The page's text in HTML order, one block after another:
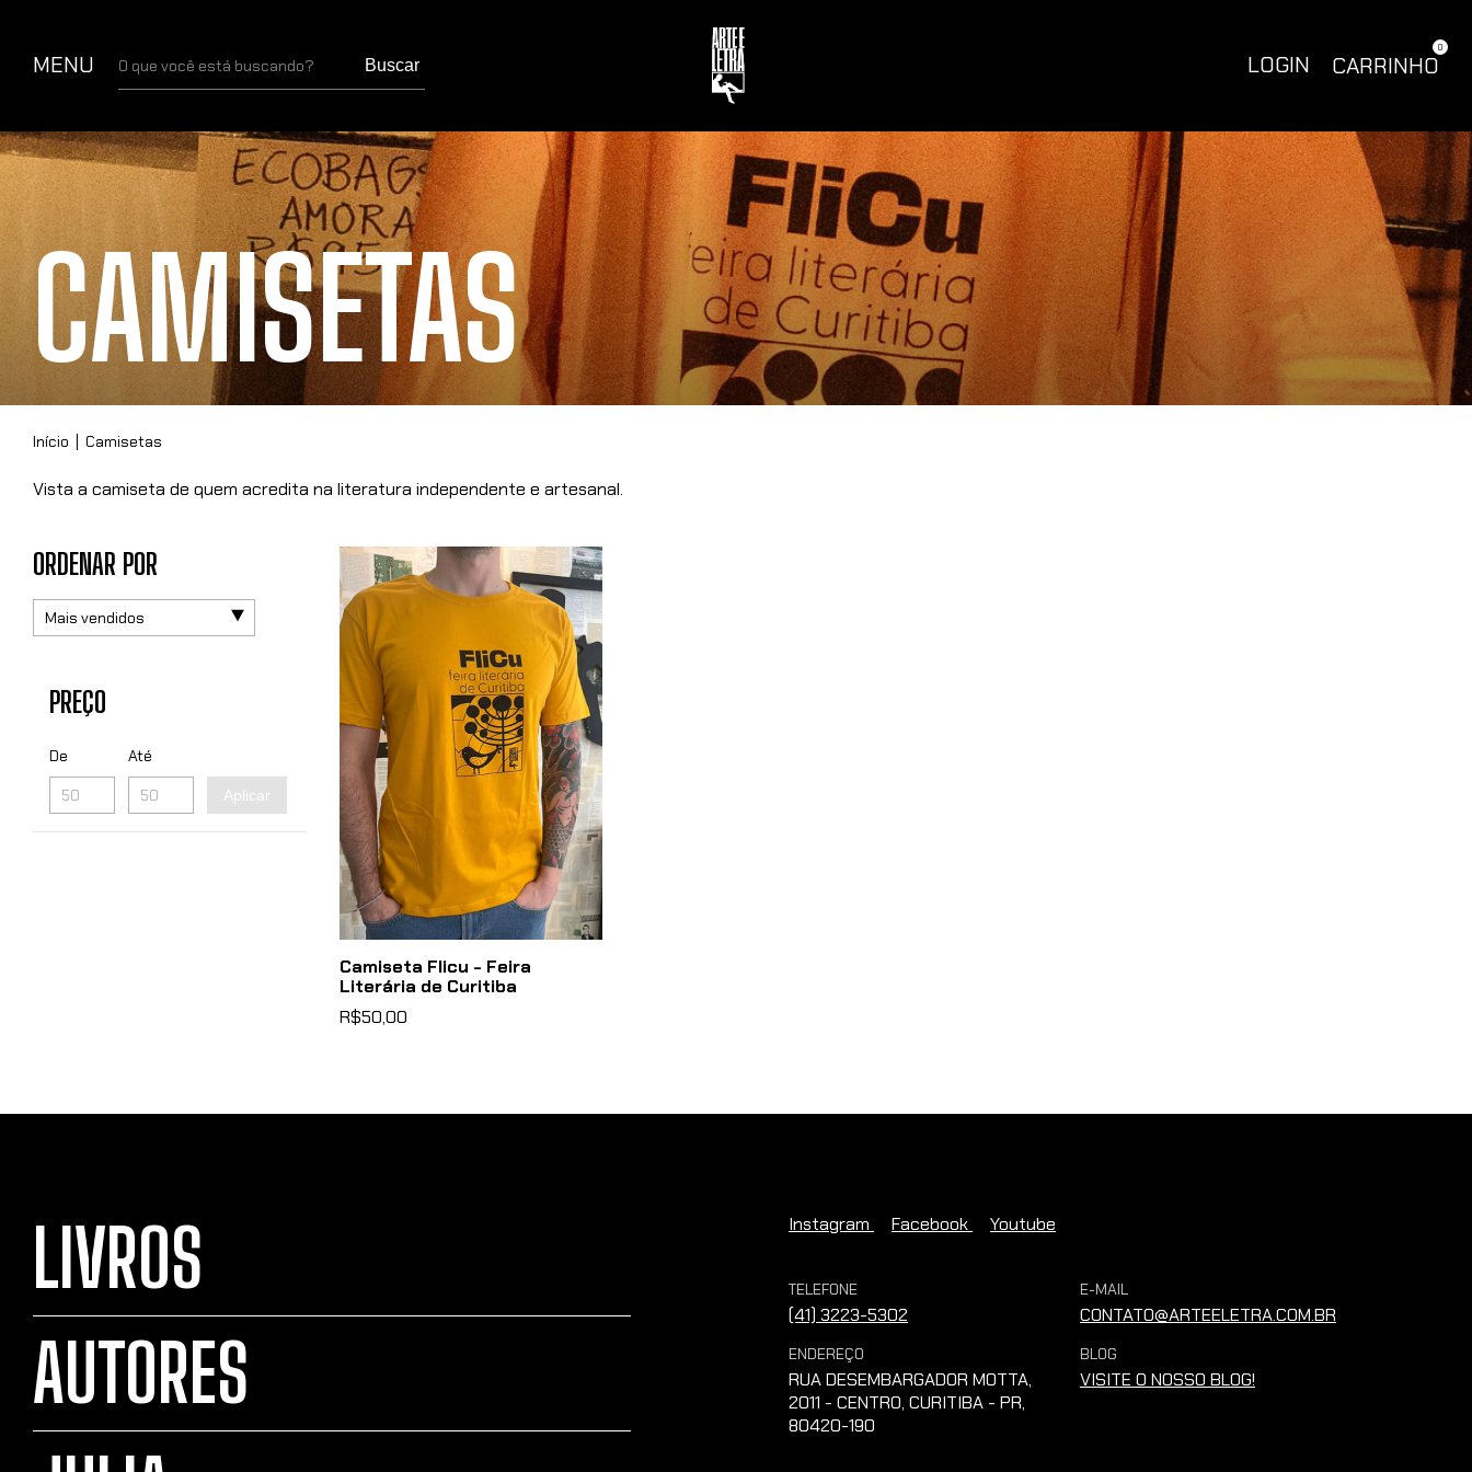
MENU Buscar LOGIN CARRINHO
0
CAMISETAS
Início Camisetas
Vista a camiseta de quem acredita na literatura independente e artesanal.
ORDENAR POR
PREÇO
De Até
Aplicar
Camiseta Flicu - Feira
Literária de Curitiba
R$50,00
LIVROS
AUTORES
Instagram Facebook Youtube
TELEFONE
(41) 3223-5302
E-MAIL
CONTATO@ARTEELETRA.COM.BR
ENDEREÇO
RUA DESEMBARGADOR MOTTA,
2011 - CENTRO, CURITIBA - PR,
80420-190
BLOG
VISITE O NOSSO BLOG!